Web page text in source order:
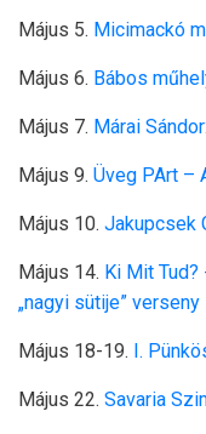
Május 5. Micimackó
Május 6. Bábos
Május 7. Márai
Május 9. Üveg PArt –
Május 10. Jakupcsek
Május 14. Ki Mit
„nagyi sütije” verseny
Május 18-19. I.
Május 22. Savaria